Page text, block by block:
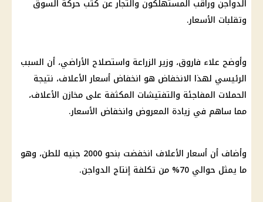
الدواجن وراقب المستهلكون والتجار عن كثب حركة السوق
وتقلبات الأسعار.
وأوضح علاء فاروق، وزير الزراعة واستصلاح الأراضي، أن السبب
الرئيسي لهذا الانخفاض هو انخفاض أسعار الأعلاف، نتيجة
الحملات المفاجئة والتفتيشات المكثفة على مخازن الأعلاف،
مما ساهم في زيادة المعروض وانخفاض الأسعار.
وأضاف أن أسعار الأعلاف انخفضت بنحو 2000 جنيه للطن، وهو
ما يمثل حوالي 70% من تكلفة إنتاج الدواجن.